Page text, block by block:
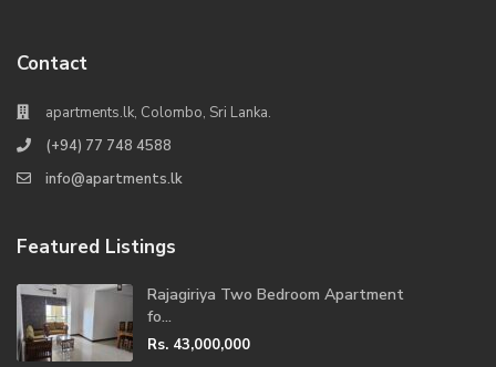
Contact
apartments.lk, Colombo, Sri Lanka.
(+94) 77 748 4588
info@apartments.lk
Featured Listings
Rajagiriya Two Bedroom Apartment
fo...
Rs. 43,000,000